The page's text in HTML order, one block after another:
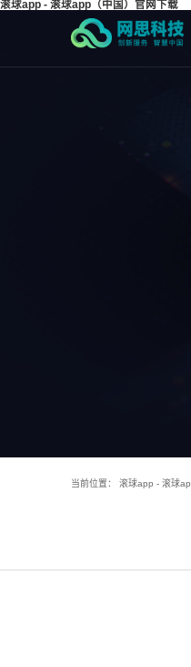
滚球app - 滚球app（中国）官网下载
当前位置： 滚球app - 滚球